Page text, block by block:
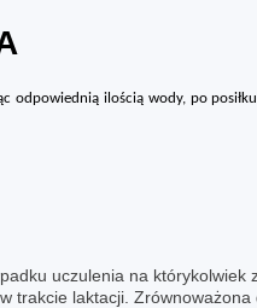
odpowiednią ilością wody, po
uczulenia na
trakcie laktacji. Zrównoważona